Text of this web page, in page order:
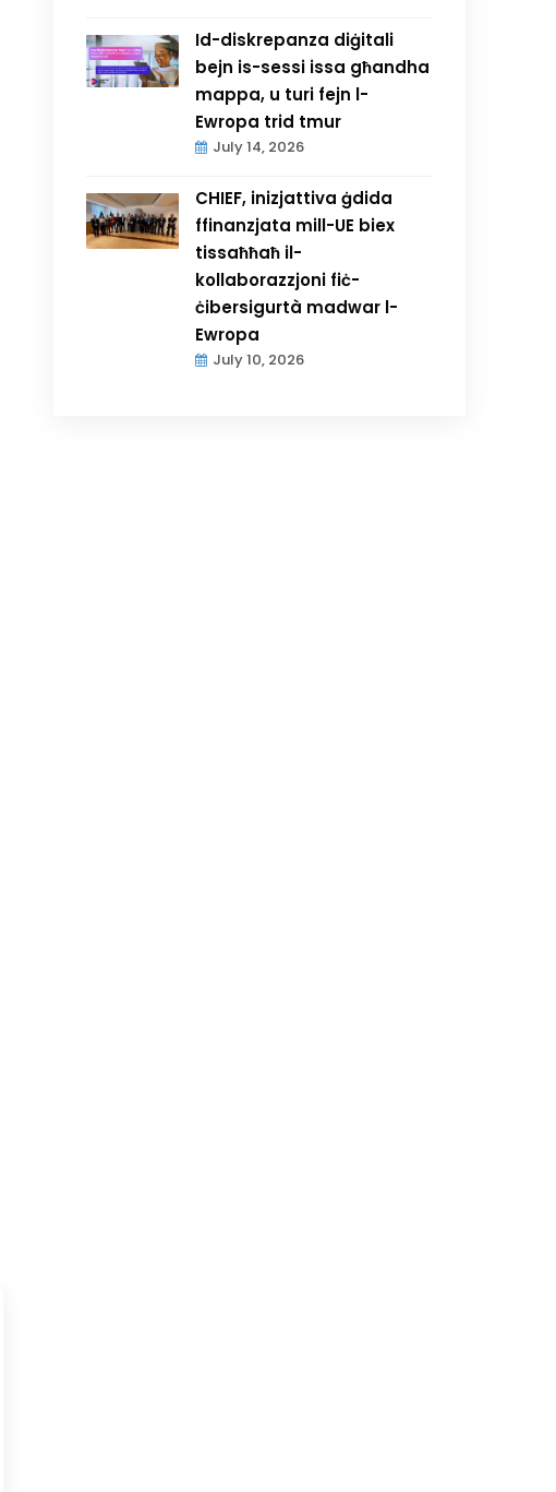
Id-diskrepanza diġitali
bejn is-sessi issa għandha
mappa, u turi fejn l-
Ewropa trid tmur
July 14, 2026
CHIEF, inizjattiva ġdida
ffinanzjata mill-UE biex
tissaħħaħ il-
kollaborazzjoni fiċ-
ċibersigurtà madwar l-
Ewropa
July 10, 2026